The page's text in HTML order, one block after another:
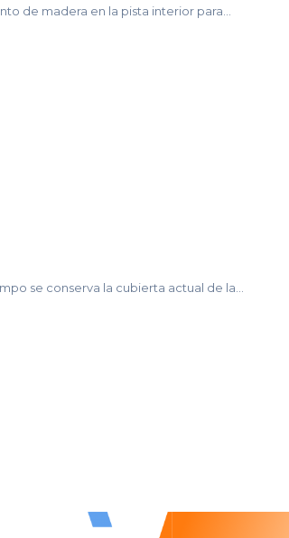
de madera en la pista interior para...
se conserva la cubierta actual de la...